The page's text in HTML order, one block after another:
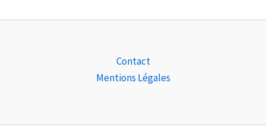
Contact
Mentions Légales